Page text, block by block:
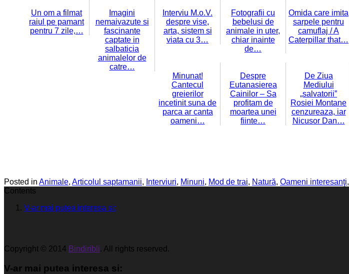
Un om a filmat
raiul pe pamant
pentru 7 zile,…
Imagini
nemaivazute si
fascinante
captate in
salbaticia
animalelor de
catre…
Interviu M.o.V.
despre vise,
arta, sistem si
viata cu 3…
Fotografii cu
bebelusi de
animale in uter,
chiar inainte
de…
Omida care imita
sarpele pentru
camuflaj / A
Caterpillar that…
Minunat!
Cantecul
greierilor
incetinit suna de
parca ar canta
oameni…
Despre
Eutanasierea
Cainilor – Sa
profitam de
moartea unei
fiinte…
De Ziua
Mediului
„salvatorii”
Rosiei Montane
cenzureaza, iar
Nicusor Dan…
Posted in Animale, Articolul saptamanii, Interviuri, Minuni, Mod de trai, Natură, Oameni interesanţi,
Contents
V-ar mai putea interesa si:
Copyright © 2014 Bindiribli. All rights reserved.
V-ar mai putea interesa si: